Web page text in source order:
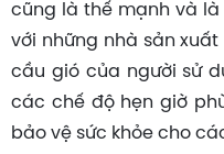
cũng là thế mạnh và là
với những nhà sản
cầu gió của người sử
các chế độ hẹn giờ
bảo vệ sức khỏe cho